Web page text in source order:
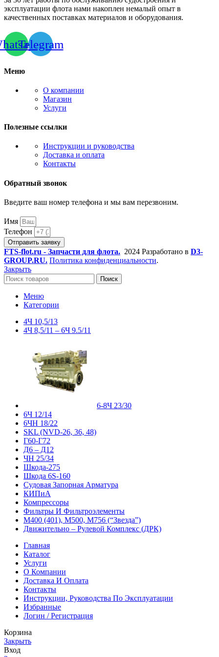
эксплуатации флота нами накоплен немалый опыт в
качественных поставках материалов и оборудования.
Telegram
Меню
О компании
Магазин
Услуги
Полезные ссылки
Инструкции и руководства
Доставка и оплата
Контакты
Обратный звонок
Введите ваш номер телефона и мы вам перезвоним.
Имя
Телефон
Отправить заявку
FTS-flot.ru - Запчасти для флота. 2024 Разработано в D3-
GROUP.RU. Политика конфиденциальности.
Закрыть
Поиск
Меню
Категории
4Ч 10,5/13
4Ч 8,5/11 – 6Ч 9.5/11
6-8Ч 23/30
6Ч 12/14
6ЧН 18/22
SKL (NVD-26, 36, 48)
Г60-Г72
Д6 – Д12
ЧН 25/34
Шкода-275
Шкода 6S-160
Судовая Запорная Арматура
КИПиА
Компрессоры
Фильтры И Фильтроэлементы
М400 (401), М500, М756 (“Звезда”)
Движительно – Рулевой Комплекс (ДРК)
Главная
Каталог
Услуги
О Компании
Доставка И Оплата
Контакты
Инструкции, Руководства По Эксплуатации
Избранные
Логин / Регистрация
Корзина
Закрыть
Вход